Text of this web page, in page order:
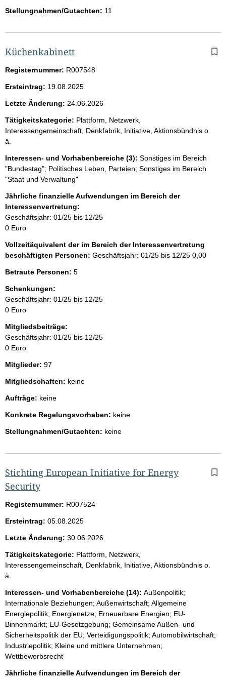
Stellungnahmen/Gutachten: 11
Küchenkabinett
Registernummer: R007548
Ersteintrag: 19.08.2025
Letzte Änderung: 24.06.2026
Tätigkeitskategorie: Plattform, Netzwerk,
Interessengemeinschaft, Denkfabrik, Initiative, Aktionsbündnis o.
ä.
Interessen- und Vorhabenbereiche (3): Sonstiges im Bereich
"Bundestag"; Politisches Leben, Parteien; Sonstiges im Bereich
"Staat und Verwaltung"
Jährliche finanzielle Aufwendungen im Bereich der
Interessenvertretung:
Geschäftsjahr: 01/25 bis 12/25
0 Euro
Vollzeitäquivalent der im Bereich der Interessenvertretung
beschäftigten Personen: Geschäftsjahr: 01/25 bis 12/25 0,00
Betraute Personen: 5
Schenkungen:
Geschäftsjahr: 01/25 bis 12/25
0 Euro
Mitgliedsbeiträge:
Geschäftsjahr: 01/25 bis 12/25
0 Euro
Mitglieder: 97
Mitgliedschaften: keine
Aufträge: keine
Konkrete Regelungsvorhaben: keine
Stellungnahmen/Gutachten: keine
Stichting European Initiative for Energy
Security
Registernummer: R007524
Ersteintrag: 05.08.2025
Letzte Änderung: 30.06.2026
Tätigkeitskategorie: Plattform, Netzwerk,
Interessengemeinschaft, Denkfabrik, Initiative, Aktionsbündnis o.
ä.
Interessen- und Vorhabenbereiche (14): Außenpolitik;
Internationale Beziehungen; Außenwirtschaft; Allgemeine
Energiepolitik; Energienetze; Erneuerbare Energien; EU-
Binnenmarkt; EU-Gesetzgebung; Gemeinsame Außen- und
Sicherheitspolitik der EU; Verteidigungspolitik; Automobilwirtschaft;
Industriepolitik; Kleine und mittlere Unternehmen;
Wettbewerbsrecht
Jährliche finanzielle Aufwendungen im Bereich der